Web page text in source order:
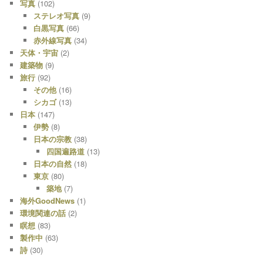
写真 (102)
ステレオ写真(9)
白黒写真(66)
赤外線写真(34)
天体・宇宙 (2)
建築物 (9)
旅行 (92)
その他(16)
シカゴ(13)
日本 (147)
伊勢(8)
日本の宗教(38)
四国遍路道 (13)
日本の自然(18)
東京(80)
築地(7)
海外GoodNews (1)
環境関連の話 (2)
瞑想 (83)
製作中 (63)
詩 (30)